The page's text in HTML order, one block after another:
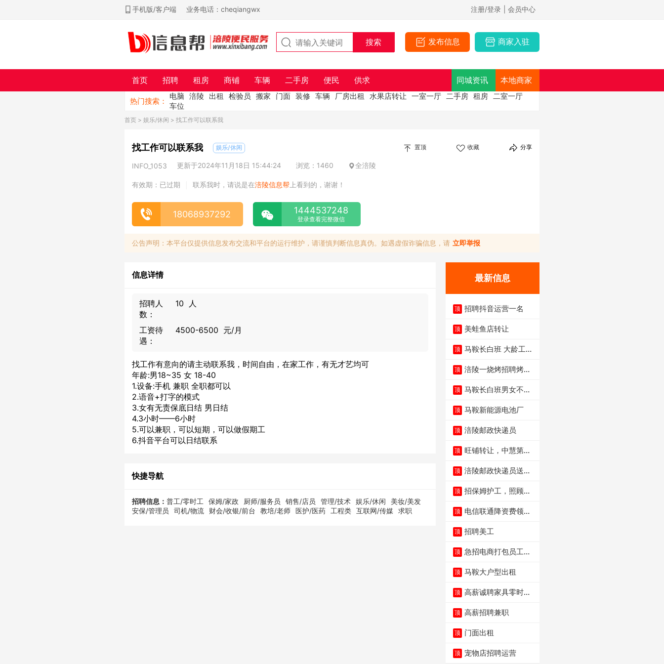
手机版/客户端 业务电话：cheqiangwx 注册/登录 | 会员中心
发布信息 商家入驻
首页 招聘 租房 商铺 车辆 二手房 便民 供求 同城资讯 本地商家
热门搜索：
电脑 涪陵 出租 检验员 搬家 门面 装修 车辆 厂房出租 水果店转让 一室一厅 二手房 租房 二室一厅
车位
首页 > 娱乐/休闲 > 找工作可以联系我
找工作可以联系我 娱乐/休闲 置顶 收藏 分享
INFO_1053 更新于2024年11月18日 15:44:24 浏览：1460 全涪陵
有效期：已过期 联系我时，请说是在涪陵信息帮 上看到的，谢谢！
18068937292 1444537248
登录查看完整微信
公告声明：本平台仅提供信息发布交流和平台的运行维护，请谨慎判断信息真伪。如遇虚假诈骗信息，请 立即举报
信息详情
招聘人
数：
10 人
工资待
遇：
4500-6500 元/月
找工作有意向的请主动联系我，时间自由，在家工作，有无才艺均可
年龄:男18~35 女 18-40
1.设备:手机 兼职 全职都可以
2.语音+打字的模式
3.女有无责保底日结 男日结
4.3小时——6小时
5.可以兼职，可以短期，可以做假期工
6.抖音平台可以日结联系
快捷导航
招聘信息： 普工/零时工 保姆/家政 厨师/服务员 销售/店员 管理/技术 娱乐/休闲
美妆/美发
安保/管理员
司机/物流 财会/收银/前台 教培/老师 医护/医药 工程类 互联网/传媒 求职
最新信息
顶 招聘抖音运营一名
顶 美蛙鱼店转让
顶 马鞍长白班 大龄工大
顶 涪陵一烧烤招聘烤工
顶 马鞍长白班男女不限
顶 马鞍新能源电池厂
顶 涪陵邮政快递员
顶 旺铺转让，中慧第一
顶 涪陵邮政快递员送货
顶 招保姆护工，照顾病
顶 电信联通降资费领价
顶 招聘美工
顶 急招电商打包员工作
顶 马鞍大户型出租
顶 高薪诚聘家具零时促
顶 高薪招聘兼职
顶 门面出租
顶 宠物店招聘运营